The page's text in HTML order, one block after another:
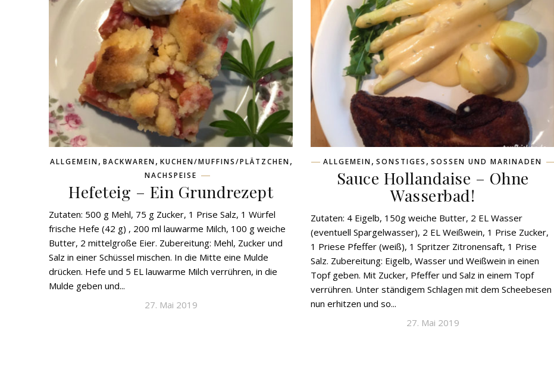
ALLGEMEIN, BACKWAREN, KUCHEN/MUFFINS/PLÄTZCHEN,
NACHSPEISE
Hefeteig – Ein Grundrezept
Zutaten: 500 g Mehl, 75 g Zucker, 1 Prise Salz, 1 Würfel
frische Hefe (42 g) , 200 ml lauwarme Milch, 100 g weiche
Butter, 2 mittelgroße Eier. Zubereitung: Mehl, Zucker und
Salz in einer Schüssel mischen. In die Mitte eine Mulde
drücken. Hefe und 5 EL lauwarme Milch verrühren, in die
Mulde geben und...
27. Mai 2019
ALLGEMEIN, SONSTIGES , SOSSEN UND MARINADEN
Sauce Hollandaise – Ohne
Wasserbad!
Zutaten: 4 Eigelb, 150g weiche Butter, 2 EL Wasser
(eventuell Spargelwasser), 2 EL Weißwein, 1 Prise Zucker,
1 Priese Pfeffer (weiß), 1 Spritzer Zitronensaft, 1 Prise
Salz. Zubereitung: Eigelb, Wasser und Weißwein in einen
Topf geben. Mit Zucker, Pfeffer und Salz in einem Topf
verrühren. Unter ständigem Schlagen mit dem Scheebesen
nun erhitzen und so...
27. Mai 2019